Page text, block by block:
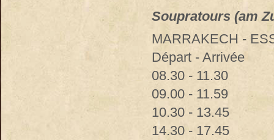
Soupratours (am
MARRAKECH -
Départ - Arrivée
08.30 - 11.30
09.00 - 11.59
10.30 - 13.45
14.30 - 17.45